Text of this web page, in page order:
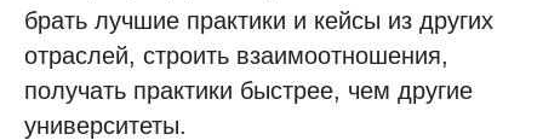
брать лучшие практики и кейсы из других
отраслей, строить взаимоотношения,
получать практики быстрее, чем другие
университеты.